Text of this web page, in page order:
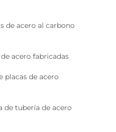
de acero al carbono
acero fabricadas
placas de acero
de tubería de acero